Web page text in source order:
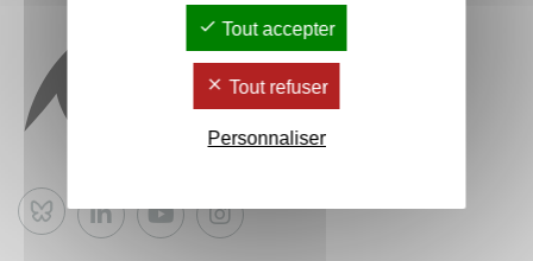
Bluesky
Tout accepter
Tout refuser
Personnaliser